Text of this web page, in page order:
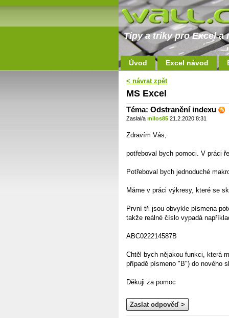
Tipy a triky pro Excel a
Úvod Excel návod
< návrat zpět
MS Excel
Téma: Odstranění indexu
Zaslal/a milos85 21.2.2020 8:31
Zdravím Vás,
potřeboval bych pomoci. V práci
Potřeboval bych jednoduché
Máme v práci výkresy, které se
První tři jsou obvykle písmena
takže reálné číslo vypadá
ABC022214587B
Chtěl bych nějakou funkci, která
případě písmeno "B") do nového
Děkuji za pomoc
Zaslat odpověď >